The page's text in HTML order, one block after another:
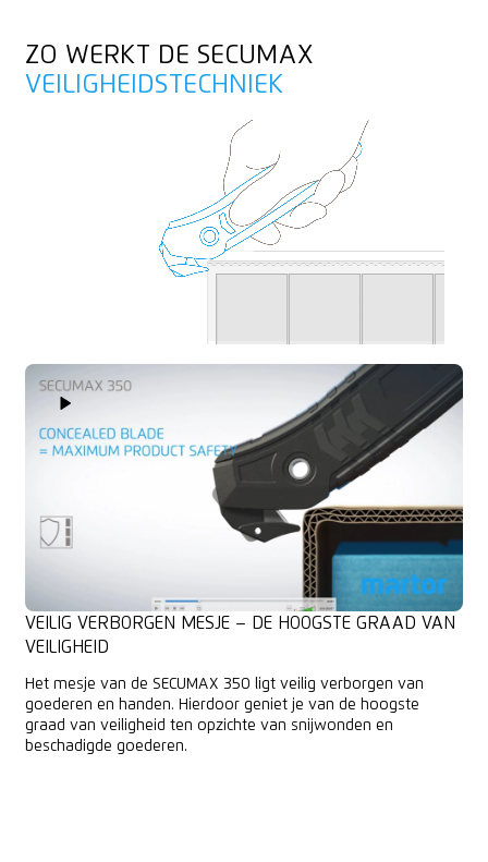
ZO WERKT DE SECUMAX
VEILIGHEIDSTECHNIEK
VEILIG VERBORGEN MESJE – DE HOOGSTE GRAAD VAN
VEILIGHEID
Het mesje van de SECUMAX 350 ligt veilig verborgen van
goederen en handen. Hierdoor geniet je van de hoogste
graad van veiligheid ten opzichte van snijwonden en
beschadigde goederen.
Play Video